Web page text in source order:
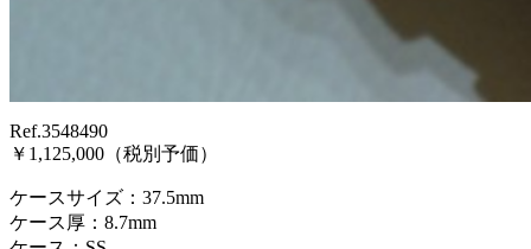
Ref.3548490
￥1,125,000（税別予価）
ケースサイズ：37.5mm
ケース厚：8.7mm